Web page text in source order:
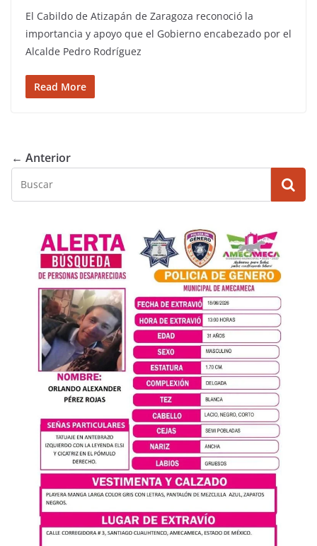
El Cabildo de Atizapán de Zaragoza reconoció la
importancia y apoyo que el Gobierno encabezado por el
Alcalde Pedro Rodríguez
Read More
← Anterior